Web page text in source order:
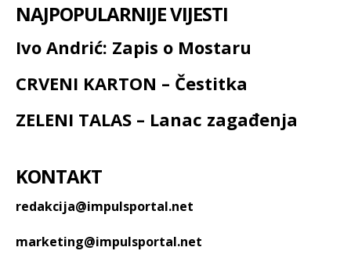
NAJPOPULARNIJE VIJESTI
Ivo Andrić: Zapis o Mostaru
CRVENI KARTON – Čestitka
ZELENI TALAS – Lanac zagađenja
KONTAKT
redakcija@impulsportal.net
marketing@impulsportal.net